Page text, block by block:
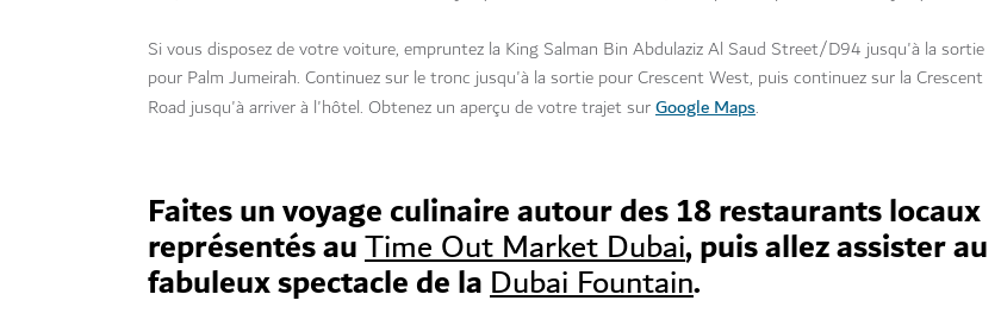
Si vous disposez de votre voiture, empruntez la King Salman Bin Abdulaziz Al Saud Street/D94 jusqu'à la sortie
pour Palm Jumeirah. Continuez sur le tronc jusqu'à la sortie pour Crescent West, puis continuez sur la Crescent
Road jusqu'à arriver à l'hôtel. Obtenez un aperçu de votre trajet surGoogle Maps.
Faites un voyage culinaire autour des 18 restaurants locaux
représentés auTime Out Market Dubai, puis allez assister au
fabuleux spectacle de laDubai Fountain.